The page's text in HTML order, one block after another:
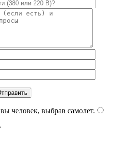
человек, выбрав самолет.